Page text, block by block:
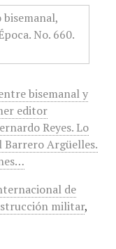
bisemanal y
editor
Reyes. Lo
Argüelles.
de
militar,